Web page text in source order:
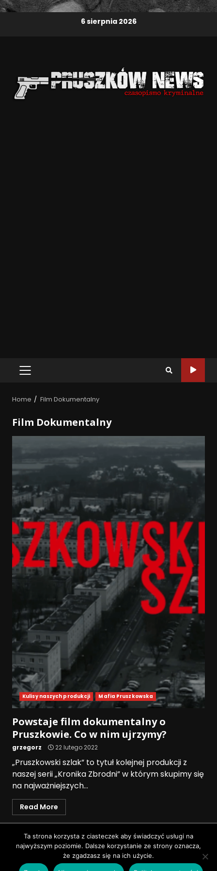
6 sierpnia 2026
Home Film Dokumentalny
Film Dokumentalny
Kulisy naszych produkcji Mafia Pruszkowska
Powstaje film dokumentalny o
Pruszkowie. Co w nim ujrzymy?
grzegorz 22 lutego 2022
„Pruszkowski szlak” to tytuł kolejnej produkcji z
naszej serii „Kronika Zbrodni” w którym skupimy się
na najważniejszych...
Read More
Polityka prywatności
Wszystkie prawa zastrzeżone © Pruszków News
DarkNewsby AF themes.
Ta strona korzysta z ciasteczek aby świadczyć usługi na
najwyższym poziomie. Dalsze korzystanie ze strony oznacza,
że zgadzasz się na ich użycie.